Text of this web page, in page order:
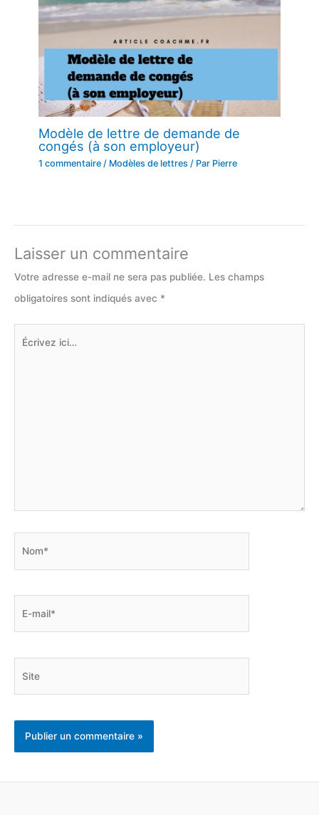
Modèle de lettre de demande de
congés (à son employeur)
1 commentaire / Modèles de lettres / Par Pierre
Laisser un commentaire
Votre adresse e-mail ne sera pas publiée. Les champs
obligatoires sont indiqués avec *